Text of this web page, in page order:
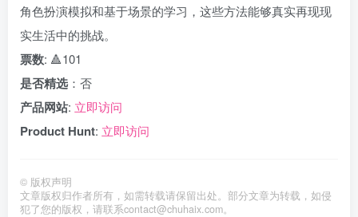
角色扮演模拟和基于场景的学习，这些方法能够真实再现现
实生活中的挑战。
票数: 🔺101
是否精选 ：否
产品网站: 立即访问
Product Hunt: 立即访问
© 版权声明
文章版权归作者所有，如需转载请保留出处。部分文章为转载，如侵
犯了您的版权，请联系contact@chuhaix.com。